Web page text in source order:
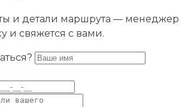
и детали маршрута — менеджер
и свяжется с вами.